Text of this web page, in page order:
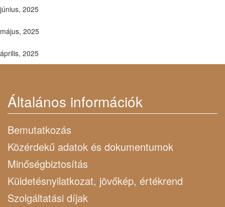
június, 2025
május, 2025
április, 2025
Általános információk
Bemutatkozás
Közérdekű adatok és dokumentumok
Minőségbiztosítás
Küldetésnyilatkozat, jövőkép, értékrend
Szolgáltatási díjak